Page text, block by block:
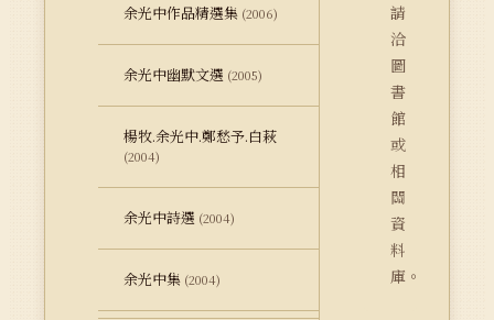
余光中作品精選集 (2006)
余光中幽默文選 (2005)
楊牧.余光中.鄭愁予.白萩
(2004)
余光中詩選 (2004)
余光中集 (2004)
請
洽
圖
書
館
或
相
關
資
料
庫。